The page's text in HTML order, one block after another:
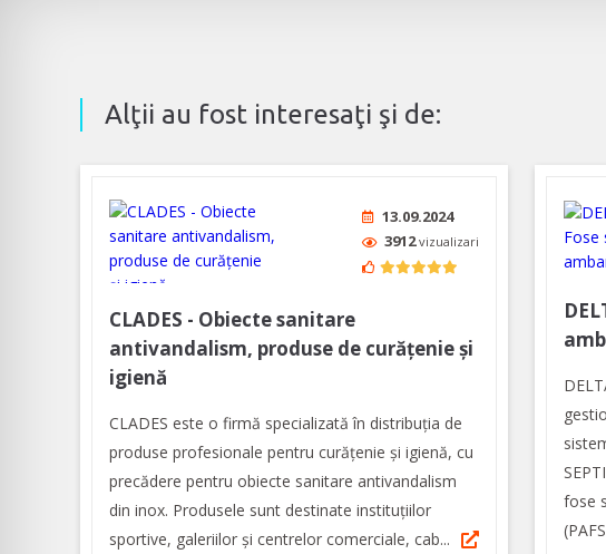
Alţii au fost interesaţi şi de:
13.09.2024
3912vizualizari
CLADES - Obiecte sanitare
antivandalism, produse de curățenie și
igienă
CLADES este o firmă specializată în distribuția de
produse profesionale pentru curățenie și igienă, cu
precădere pentru obiecte sanitare antivandalism
din inox. Produsele sunt destinate instituțiilor
sportive, galeriilor și centrelor comerciale, cab...
fose